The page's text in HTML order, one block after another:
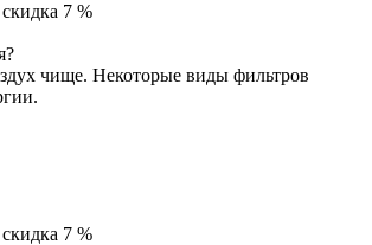
7 %
чище. Некоторые виды фильтров
7 %